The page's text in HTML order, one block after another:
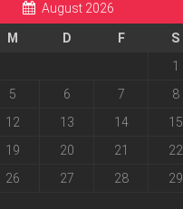
August 2026
M D F S
1
5 6 7 8
12 13 14 15
19 20 21 22
26 27 28 29